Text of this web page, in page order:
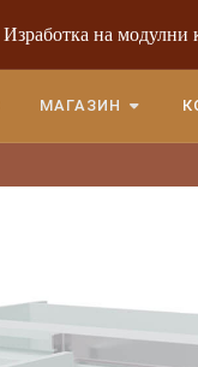
Изработка на модулни
МАГАЗИН